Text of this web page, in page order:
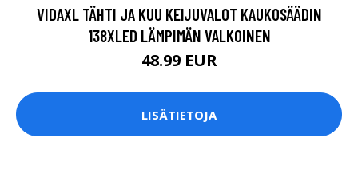
VIDAXL TÄHTI JA KUU KEIJUVALOT KAUKOSÄÄDIN
138XLED LÄMPIMÄN VALKOINEN
48.99 EUR
LISÄTIETOJA